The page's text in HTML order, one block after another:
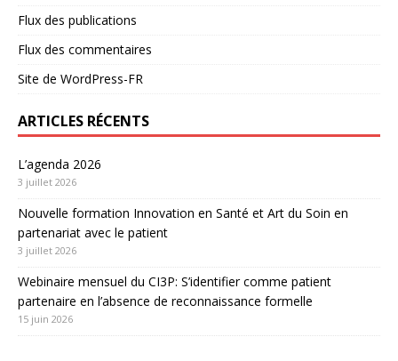
Flux des publications
Flux des commentaires
Site de WordPress-FR
ARTICLES RÉCENTS
L’agenda 2026
3 juillet 2026
Nouvelle formation Innovation en Santé et Art du Soin en
partenariat avec le patient
3 juillet 2026
Webinaire mensuel du CI3P: S’identifier comme patient
partenaire en l’absence de reconnaissance formelle
15 juin 2026